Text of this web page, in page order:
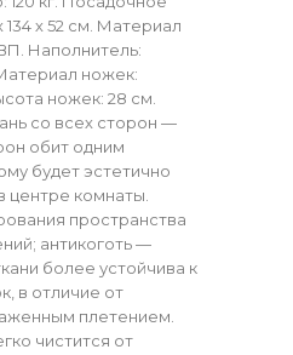
х 52 см. Материал
Наполнитель:
ножек:
ножек: 28 см.
со всех сторон —
обит одним
будет эстетично
центре комнаты.
пространства
антикоготь —
более устойчива к
в отличие от
плетением.
чистится от